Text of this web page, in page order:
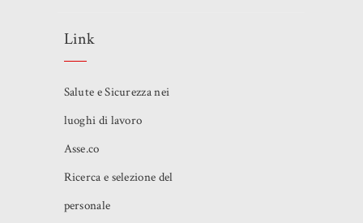
Link
Salute e Sicurezza nei
luoghi di lavoro
Asse.co
Ricerca e selezione del
personale